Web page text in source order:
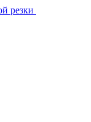
резки